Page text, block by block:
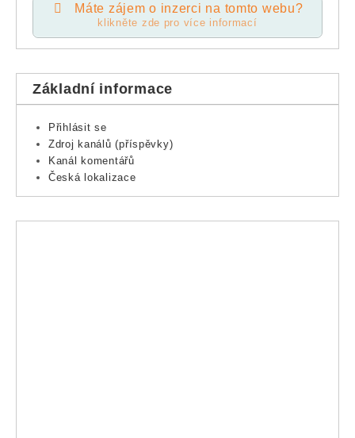
Máte zájem o inzerci na tomto webu?
klikněte zde pro více informací
Základní informace
Přihlásit se
Zdroj kanálů (příspěvky)
Kanál komentářů
Česká lokalizace